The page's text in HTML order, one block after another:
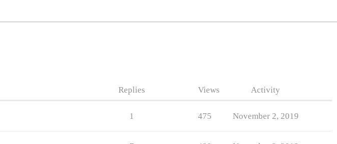
Replies Views Activity
1 475 November 2, 2019